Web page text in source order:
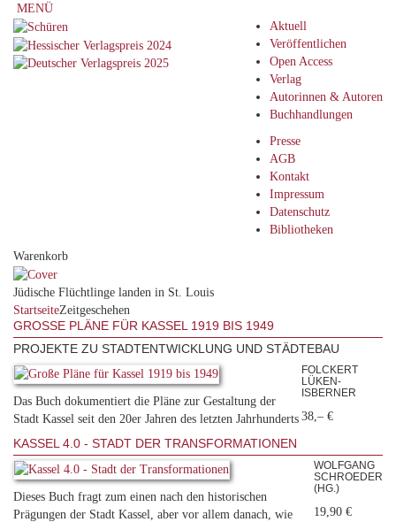
MENÜ
Aktuell
Veröffentlichen
Open Access
Verlag
Autorinnen & Autoren
Buchhandlungen
Presse
AGB
Kontakt
Impressum
Datenschutz
Bibliotheken
Warenkorb
Jüdische Flüchtlinge landen in St. Louis
StartseiteZeitgeschehen
GROSSE PLÄNE FÜR KASSEL 1919 BIS 1949
PROJEKTE ZU STADTENTWICKLUNG UND STÄDTEBAU
Das Buch dokumentiert die Pläne zur Gestaltung der
Stadt Kassel seit den 20er Jahren des letzten Jahrhunderts
FOLCKERT
LÜKEN-
ISBERNER
38,– €
KASSEL 4.0 - STADT DER TRANSFORMATIONEN
Dieses Buch fragt zum einen nach den historischen
Prägungen der Stadt Kassel, aber vor allem danach, wie
WOLFGANG
SCHROEDER
(HG.)
19,90 €